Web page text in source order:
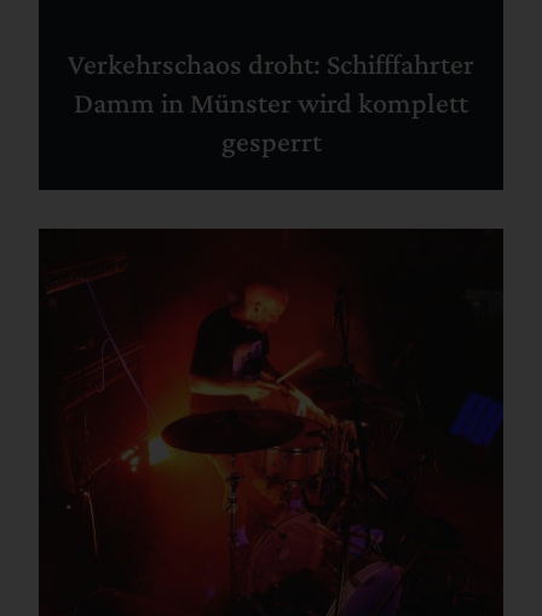
Verkehrschaos droht: Schifffahrter
Damm in Münster wird komplett
gesperrt